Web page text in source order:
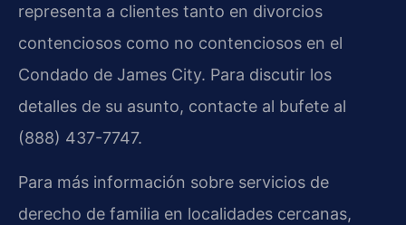
representa a clientes tanto en divorcios
contenciosos como no contenciosos en el
Condado de James City. Para discutir los
detalles de su asunto, contacte al bufete al
(888) 437-7747.
Para más información sobre servicios de
derecho de familia en localidades cercanas,